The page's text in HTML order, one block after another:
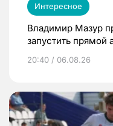
Интересное
Владимир Мазур
запустить прямой
20:40 / 06.08.26